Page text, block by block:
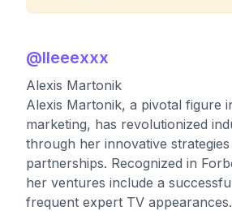
@lleeexxx
Alexis Martonik
Alexis Martonik, a pivotal figure
marketing, has revolutionized
through her innovative
partnerships. Recognized in
her ventures include a
frequent expert TV